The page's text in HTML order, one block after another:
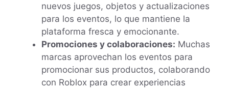
nuevos juegos, objetos y actualizaciones
para los eventos, lo que mantiene la
plataforma fresca y emocionante.
Promociones y colaboraciones: Muchas
marcas aprovechan los eventos para
promocionar sus productos, colaborando
con Roblox para crear experiencias